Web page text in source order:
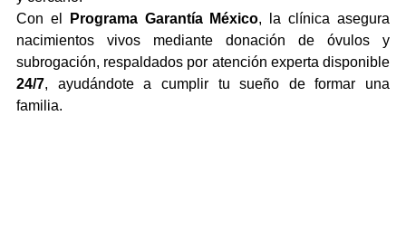
Con el
Programa Garantía México, la clínica asegura
nacimientos vivos mediante donación de óvulos y
24/7, ayudándote a cumplir tu sueño de formar una
familia.